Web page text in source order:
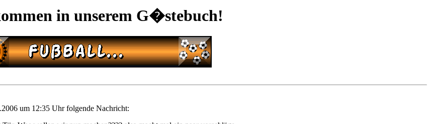
in unserem G�stebuch!
um 12:35 Uhr folgende Nachricht: